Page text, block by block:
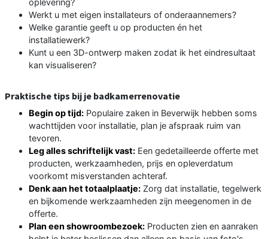
Werkt u met eigen installateurs of onderaannemers?
Welke garantie geeft u op producten én het
installatiewerk?
Kunt u een 3D-ontwerp maken zodat ik het eindresultaat
kan visualiseren?
Praktische tips bij je badkamerrenovatie
Begin op tijd: Populaire zaken in Beverwijk hebben soms
wachttijden voor installatie, plan je afspraak ruim van
tevoren.
Leg alles schriftelijk vast: Een gedetailleerde offerte met
producten, werkzaamheden, prijs en opleverdatum
voorkomt misverstanden achteraf.
Denk aan het totaalplaatje: Zorg dat installatie, tegelwerk
en bijkomende werkzaamheden zijn meegenomen in de
offerte.
Plan een showroombezoek: Producten zien en aanraken